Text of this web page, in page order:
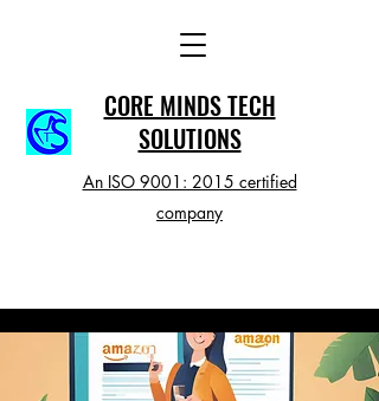
CORE MINDS TECH
SOLUTIONS
An ISO 9001: 2015 certified
company